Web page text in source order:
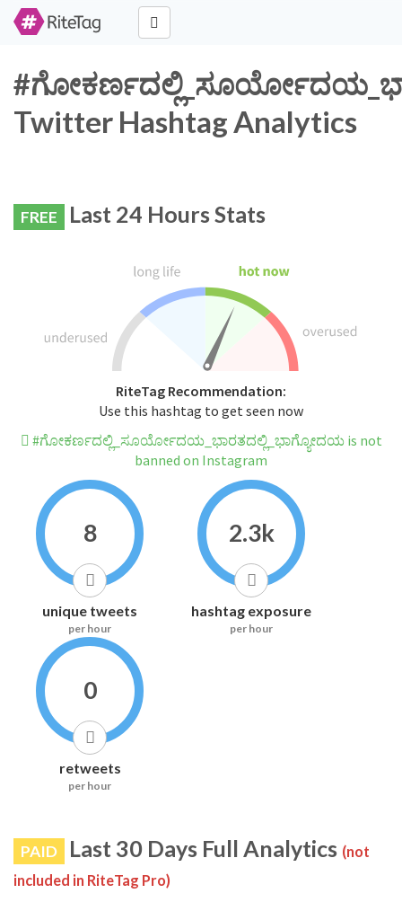
Twitter Hashtag Analytics
FREE Last 24 Hours Stats
RiteTag Recommendation:
Use this hashtag to get seen now
#ಗೋಕರ್ಣದಲ್ಲಿ_ಸೂರ್ಯೋದಯ_ಭಾರತದಲ್ಲಿ_ಭಾಗ್ಯೋದಯ is not
banned on Instagram
8
unique tweets
per hour
2.3k
hashtag exposure
per hour
0
retweets
per hour
PAID Last 30 Days Full Analytics (not
included in RiteTag Pro)